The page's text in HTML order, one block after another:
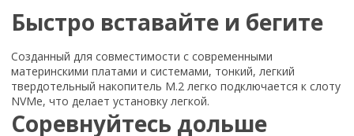
Быстро вставайте и бегите
Созданный для совместимости с современными
материнскими платами и системами, тонкий, легкий
твердотельный накопитель M.2 легко подключается к слоту
NVMe, что делает установку легкой.
Соревнуйтесь дольше